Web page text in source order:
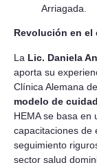
Arriagada.
Revolución en el
La Lic. Daniela
aporta su
Clínica Alemana
modelo de
HEMA se basa en
capacitaciones de
seguimiento
sector salud